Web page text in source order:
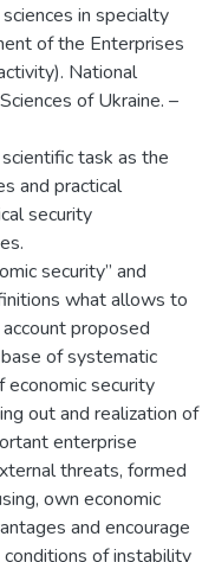
in specialty
of the Enterprises
National
of Ukraine. –
task as the
and practical
security
security” and
what allows to
proposed
of systematic
security
out and realization of
enterprise
threats, formed
own economic
and encourage
of instability